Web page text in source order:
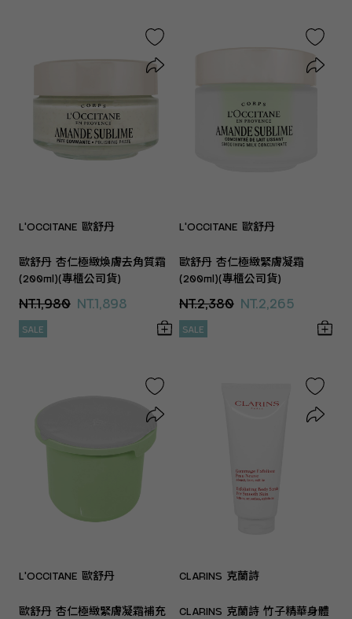
L'OCCITANE 歐舒丹
歐舒丹 杏仁極緻煥膚去角質霜
(200ml)(專櫃公司貨)
NT.1,980 NT.1,898
SALE
L'OCCITANE 歐舒丹
歐舒丹 杏仁極緻緊膚凝霜
(200ml)(專櫃公司貨)
NT.2,380 NT.2,265
SALE
L'OCCITANE 歐舒丹
歐舒丹 杏仁極緻緊膚凝霜補充
CLARINS 克蘭詩
CLARINS 克蘭詩 竹子精華身體